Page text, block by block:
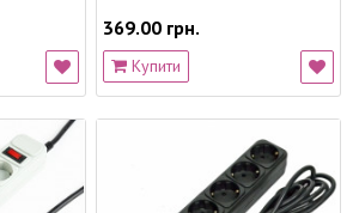
369.00 грн.
Купити